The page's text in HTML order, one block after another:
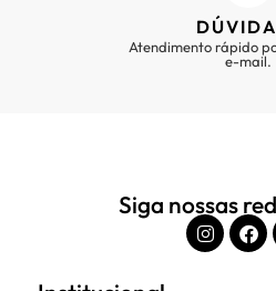
Atendimento rápido
e-mail.
Siga nossas